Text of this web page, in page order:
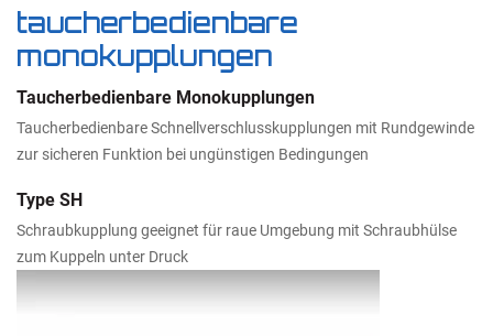
taucherbedienbare
monokupplungen
Taucherbedienbare Monokupplungen
Taucherbedienbare Schnellverschlusskupplungen mit Rundgewinde
zur sicheren Funktion bei ungünstigen Bedingungen
Type SH
Schraubkupplung geeignet für raue Umgebung mit Schraubhülse
zum Kuppeln unter Druck